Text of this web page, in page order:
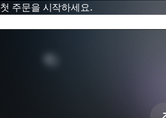
주문을 시작하세요.